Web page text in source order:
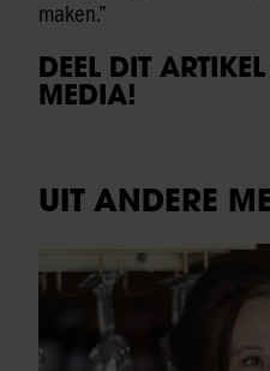
maken.”
DEEL DIT
MEDIA!
UIT ANDERE